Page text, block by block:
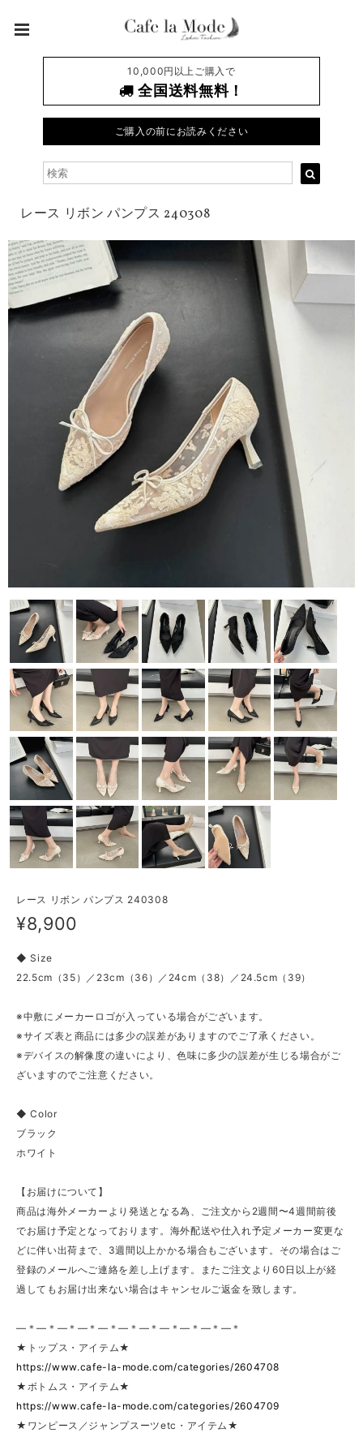
10,000円以上ご購入で
全国送料無料！
ご購入の前にお読みください
レース リボン パンプス 240308
レース リボン パンプス 240308
¥8,900
◆ Size
22.5cm（35）／23cm（36）／24cm（38）／24.5cm（39）
※中敷にメーカーロゴが入っている場合がございます。
※サイズ表と商品には多少の誤差がありますのでご了承ください。
※デバイスの解像度の違いにより、色味に多少の誤差が生じる場合がご
ざいますのでご注意ください。
◆ Color
ブラック
ホワイト
【お届けについて】
商品は海外メーカーより発送となる為、ご注文から2週間〜4週間前後
でお届け予定となっております。海外配送や仕入れ予定メーカー変更な
どに伴い出荷まで、3週間以上かかる場合もございます。その場合はご
登録のメールへご連絡を差し上げます。またご注文より60日以上が経
過してもお届け出来ない場合はキャンセルご返金を致します。
—＊—＊—＊—＊—＊—＊—＊—＊—＊—＊—＊
★トップス・アイテム★
https://www.cafe-la-mode.com/categories/2604708
★ボトムス・アイテム★
https://www.cafe-la-mode.com/categories/2604709
★ワンピース／ジャンプスーツetc・アイテム★